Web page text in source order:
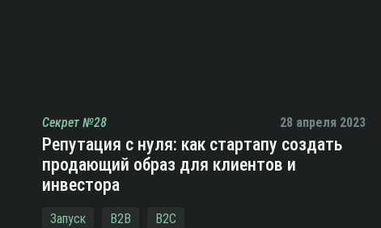
Секрет №28 28 апреля 2023
Репутация с нуля: как стартапу создать
продающий образ для клиентов и
инвестора
Запуск B2B B2C